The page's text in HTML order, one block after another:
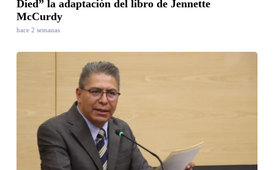
Died” la adaptación del libro de Jennette
McCurdy
hace 2 semanas